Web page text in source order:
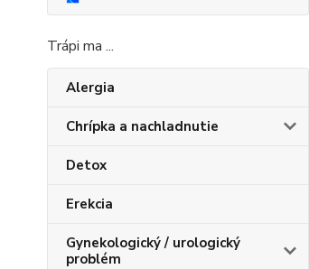
Trápi ma ...
Alergia
Chrípka a nachladnutie
Detox
Erekcia
Gynekologický / urologický
problém